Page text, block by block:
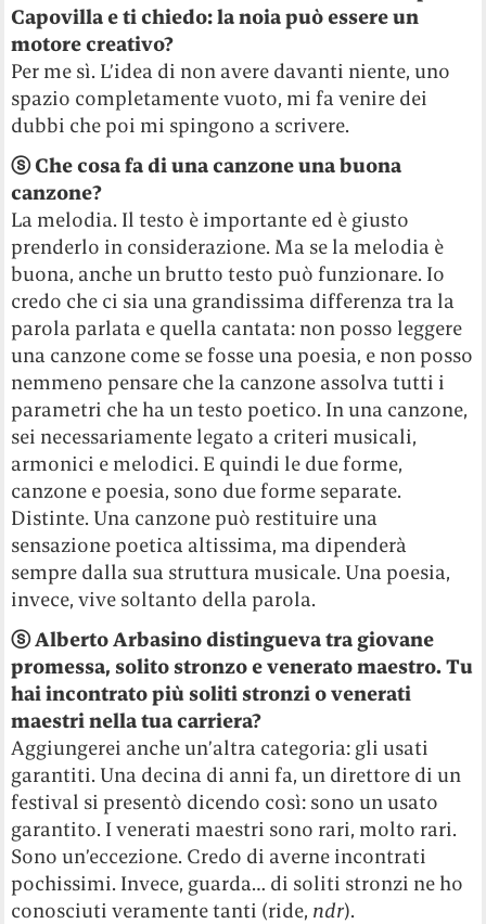
Capovilla e ti chiedo: la noia può essere un
motore creativo?
Per me sì. L’idea di non avere davanti niente, uno
spazio completamente vuoto, mi fa venire dei
dubbi che poi mi spingono a scrivere.
ⓢ Che cosa fa di una canzone una buona
canzone?
La melodia. Il testo è importante ed è giusto
prenderlo in considerazione. Ma se la melodia è
buona, anche un brutto testo può funzionare. Io
credo che ci sia una grandissima differenza tra la
parola parlata e quella cantata: non posso leggere
una canzone come se fosse una poesia, e non posso
nemmeno pensare che la canzone assolva tutti i
parametri che ha un testo poetico. In una canzone,
sei necessariamente legato a criteri musicali,
armonici e melodici. E quindi le due forme,
canzone e poesia, sono due forme separate.
Distinte. Una canzone può restituire una
sensazione poetica altissima, ma dipenderà
sempre dalla sua struttura musicale. Una poesia,
invece, vive soltanto della parola.
ⓢ Alberto Arbasino distingueva tra giovane
promessa, solito stronzo e venerato maestro. Tu
hai incontrato più soliti stronzi o venerati
maestri nella tua carriera?
Aggiungerei anche un’altra categoria: gli usati
garantiti. Una decina di anni fa, un direttore di un
festival si presentò dicendo così: sono un usato
garantito. I venerati maestri sono rari, molto rari.
Sono un’eccezione. Credo di averne incontrati
pochissimi. Invece, guarda… di soliti stronzi ne ho
conosciuti veramente tanti (ride, ndr).